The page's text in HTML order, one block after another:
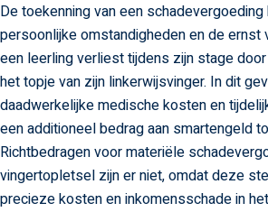
De toekenning van een
persoonlijke omstandigheden en de ernst
een leerling verliest tijdens zijn stage
het topje van zijn linkerwijsvinger. In dit
daadwerkelijke medische kosten en
een additioneel bedrag aan smartengeld
Richtbedragen voor materiële
vingertopletsel zijn er niet, omdat deze
precieze kosten en inkomensschade in